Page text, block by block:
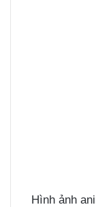
Hình ảnh